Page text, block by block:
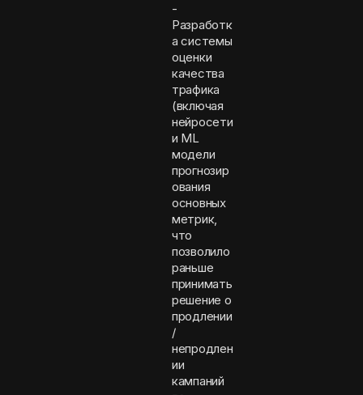
-
Разработк
а системы
оценки
качества
трафика
(включая
нейросети
и ML
модели
прогнозир
ования
основных
метрик,
что
позволило
раньше
принимать
решение о
продлении
/
непродлен
ии
кампаний